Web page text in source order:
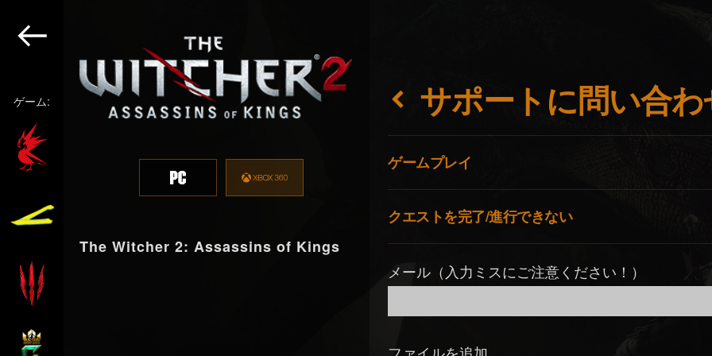
ゲーム:
The Witcher 2: Assassins of Kings
サポートに問い合
ゲームプレイ
クエストを完了/進行できない
メール（入力ミスにご注意ください！）